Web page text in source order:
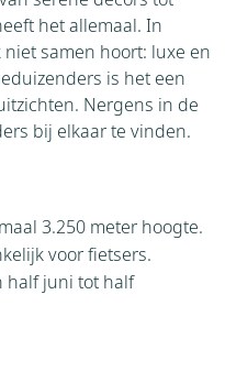
het allemaal. In
samen hoort: luxe en
is het een
Nergens in de
bij elkaar te vinden.
3.250 meter hoogte.
voor fietsers.
half juni tot half